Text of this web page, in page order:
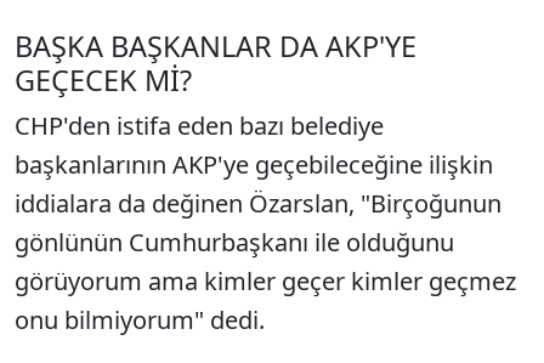
BAŞKA BAŞKANLAR DA AKP'YE
GEÇECEK Mİ?
CHP'den istifa eden bazı belediye
başkanlarının AKP'ye geçebileceğine ilişkin
iddialara da değinen Özarslan, "Birçoğunun
gönlünün Cumhurbaşkanı ile olduğunu
görüyorum ama kimler geçer kimler geçmez
onu bilmiyorum" dedi.